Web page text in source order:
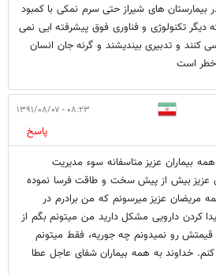
های شیراز حتی سرم نمکی با کمبود
تکنولوژی و فناوری فوق پیشرفته ایی نمی
کنند و تدبیری بیندیشند و گرنه جان انسان
خطر است
۰۸:۲۳ - ۱۳۹۱/۰۸/۰۷
پاسخ
بیماران عزیز متاسفانه سوء مدیریت
عزیز بیش از پیش سخت و طاقت فرسا نموده
مریضان عزیز میرسونم که من برادرم در
کردن دارویی مشکل دارید من میتونم بگم از
قیمتش رو نمیدونم چه جوریه، فقط میتونم
کنم. خداوند به همه بیماران شفای عاجل عطا